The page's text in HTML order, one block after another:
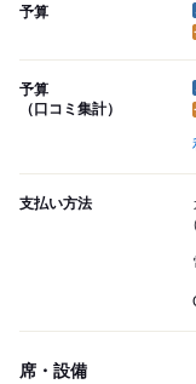
予算
予算
（口コミ集計）
支払い方法
席・設備